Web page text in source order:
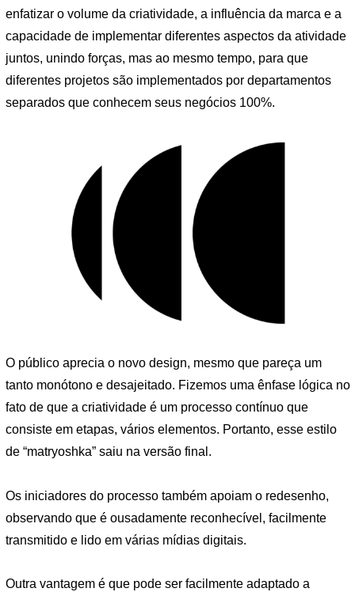
enfatizar o volume da criatividade, a influência da marca e a
capacidade de implementar diferentes aspectos da atividade
juntos, unindo forças, mas ao mesmo tempo, para que
diferentes projetos são implementados por departamentos
separados que conhecem seus negócios 100%.
O público aprecia o novo design, mesmo que pareça um
tanto monótono e desajeitado. Fizemos uma ênfase lógica no
fato de que a criatividade é um processo contínuo que
consiste em etapas, vários elementos. Portanto, esse estilo
de “matryoshka” saiu na versão final.
Os iniciadores do processo também apoiam o redesenho,
observando que é ousadamente reconhecível, facilmente
transmitido e lido em várias mídias digitais.
Outra vantagem é que pode ser facilmente adaptado a